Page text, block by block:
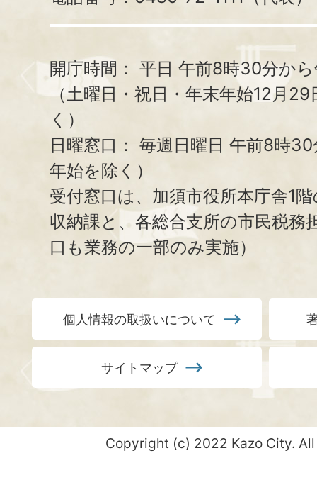
開庁時間： 平日 午前8時30分か
（土曜日・祝日・年末年始12月
く）
日曜窓口： 毎週日曜日 午前8時
年始を除く）
受付窓口は、加須市役所本庁舎1
収納課と、 各総合支所の市民税務
口も業務の一部のみ実施）
個人情報の取扱いについて
サイトマップ
Copyright (c) 2022 Kazo City.